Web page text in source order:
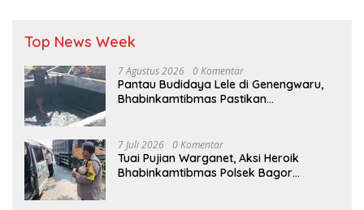
Top News Week
7 Agustus 2026 0 Komentar
Pantau Budidaya Lele di Genengwaru,
Bhabinkamtibmas Pastikan
7 Juli 2026 0 Komentar
Tuai Pujian Warganet, Aksi Heroik
Bhabinkamtibmas Polsek Bagor